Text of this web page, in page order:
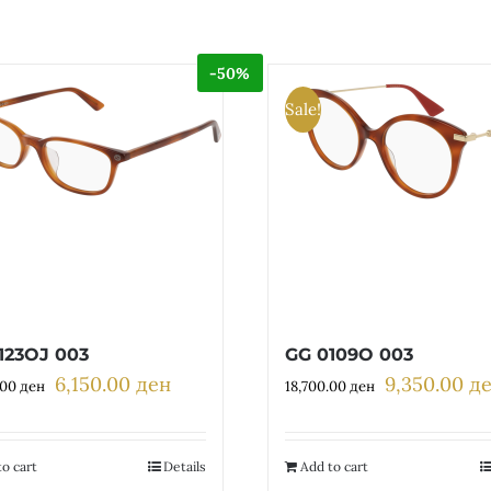
-50%
003
ден
Original
12,300.00 ден.
6,150.00 денCurrent
6,150.00 ден.
cart Details
Sale!
GG 0109O 003
18,700.00ден Original
18,700.00
9,350.00
Add to cart